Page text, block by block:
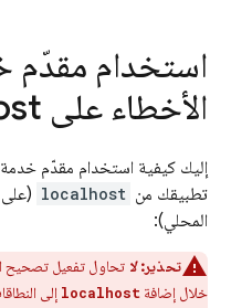
استخدام
الأخطاء على localhost
إليك كيفية استخدام مقدّم
تطبيقك من localhost (على
المحلي):
تحذير: لا تحاول تفعيل تصحيح
خلال إضافة localhost